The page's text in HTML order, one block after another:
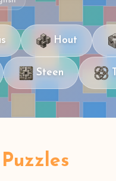
Hout
Steen